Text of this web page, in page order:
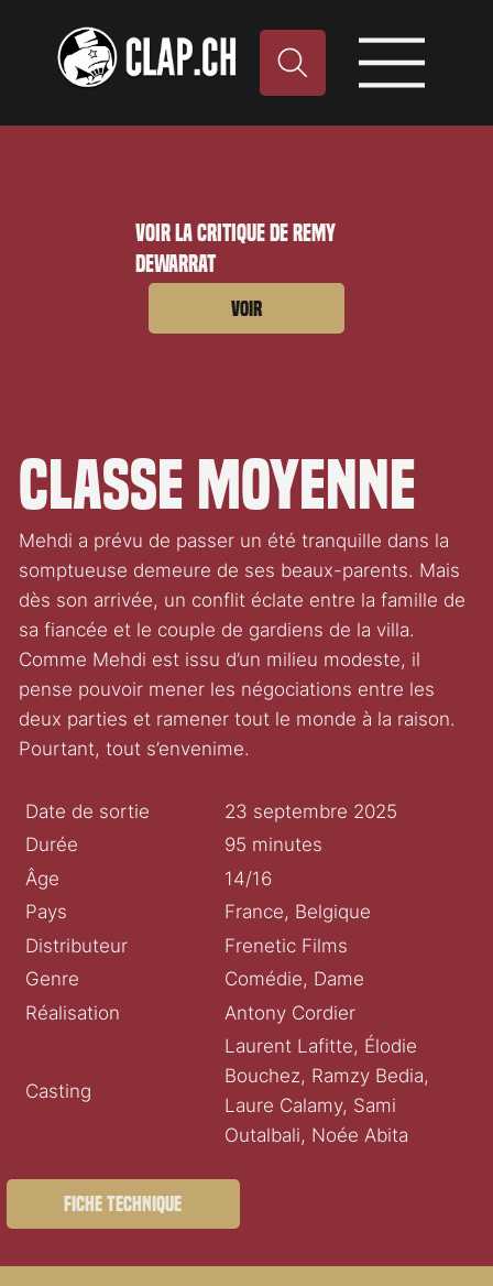
Voir la critique de Remy
Dewarrat
Voir
Classe moyenne
Mehdi a prévu de passer un été tranquille dans la
somptueuse demeure de ses beaux-parents. Mais
dès son arrivée, un conflit éclate entre la famille de
sa fiancée et le couple de gardiens de la villa.
Comme Mehdi est issu d’un milieu modeste, il
pense pouvoir mener les négociations entre les
deux parties et ramener tout le monde à la raison.
Pourtant, tout s’envenime.
Date de sortie
23 septembre 2025
Durée
95 minutes
Âge
14/16
Pays
France, Belgique
Distributeur
Frenetic Films
Genre
Comédie, Dame
Réalisation
Antony Cordier
Casting
Laurent Lafitte, Élodie
Bouchez, Ramzy Bedia,
Laure Calamy, Sami
Outalbali, Noée Abita
Fiche technique